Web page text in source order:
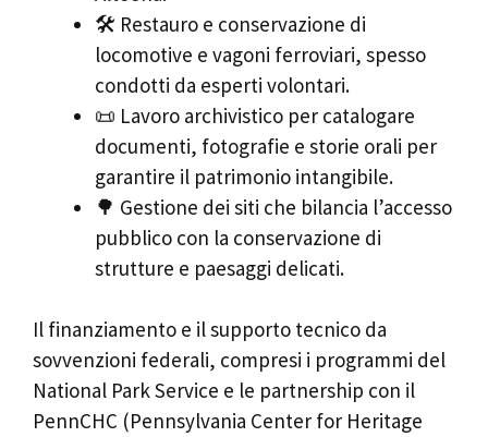
🛠️ Restauro e conservazione di
locomotive e vagoni ferroviari, spesso
condotti da esperti volontari.
📜 Lavoro archivistico per catalogare
documenti, fotografie e storie orali per
garantire il patrimonio intangibile.
🌳 Gestione dei siti che bilancia l’accesso
pubblico con la conservazione di
strutture e paesaggi delicati.
Il finanziamento e il supporto tecnico da
sovvenzioni federali, compresi i programmi del
National Park Service e le partnership con il
PennCHC (Pennsylvania Center for Heritage